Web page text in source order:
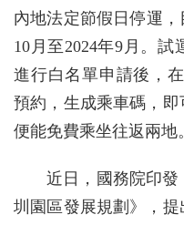
內地法定節假日停運
10月至2024年9月。
進行白名單申請後，
預約，生成乘車碼，即
便能免費乘坐往返兩地。
近日，國務院印
圳園區發展規劃》，